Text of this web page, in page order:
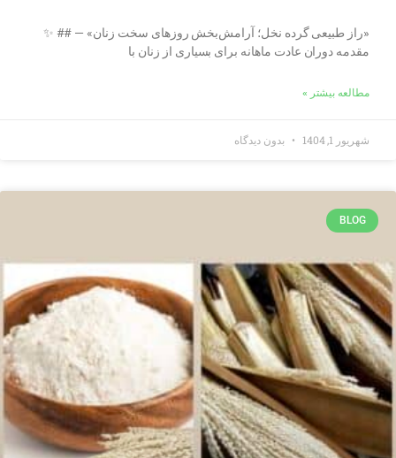
«راز طبیعی گرده نخل؛ آرامش‌بخش روزهای سخت زنان» — ## ✨
مقدمه دوران عادت ماهانه برای بسیاری از زنان با
مطالعه بیشتر »
شهریور 1, 1404 بدون دیدگاه
BLOG